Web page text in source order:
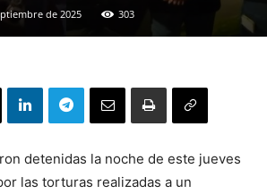
de 2025 303
detenidas la noche de este jueves
las torturas realizadas a un